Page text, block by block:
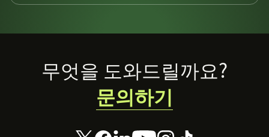
Footer무엇을 도와드릴까요?
문의하기